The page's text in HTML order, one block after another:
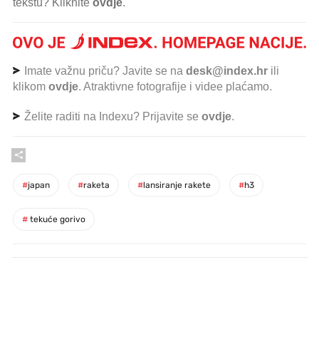
tekstu? Kliknite ovdje.
Imate važnu priču? Javite se na desk@index.hr ili
klikom ovdje. Atraktivne fotografije i videe plaćamo.
Želite raditi na Indexu? Prijavite se ovdje.
#japan #raketa #lansiranje rakete #h3
# tekuće gorivo